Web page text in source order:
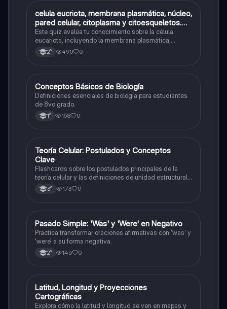
CBiología
celula eucriota, membrana plasmática, núcleo,
pared celular, citoplasma y citoesqueletos.
nombre se las partes de la celula eucariota
Este quiz evalúa tu conocimiento sobre la célula
eucariota, incluyendo la membrana plasmática,
núcleo, pared celular, citoplasma y citoesqueleto.
2° 490 0
CBiología
Conceptos Básicos de Biología
Definiciones esenciales de biología para estudiantes
de 8vo grado.
1° 158 0
TBiología
Teoría Celular: Postulados y Conceptos
Clave
Flashcards sobre los postulados principales de la
teoría celular y las definiciones de unidad estructural
y funcional.
3° 173 0
PInglés
Pasado Simple: 'Was' y 'Were' en Negativo
Practica transformar oraciones afirmativas con 'was' y
'were' a su forma negativa.
2° 146 0
LGeografía
Latitud, Longitud y Proyecciones
Cartográficas
Explora cómo la latitud y longitud se ven en mapas y